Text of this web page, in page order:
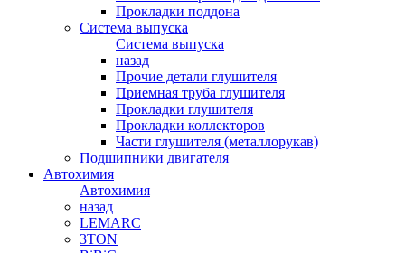
Прокладки поддона
Система выпуска
Система выпуска
назад
Прочие детали глушителя
Приемная труба глушителя
Прокладки глушителя
Прокладки коллекторов
Части глушителя (металлорукав)
Подшипники двигателя
Автохимия
Автохимия
назад
LEMARC
3TON